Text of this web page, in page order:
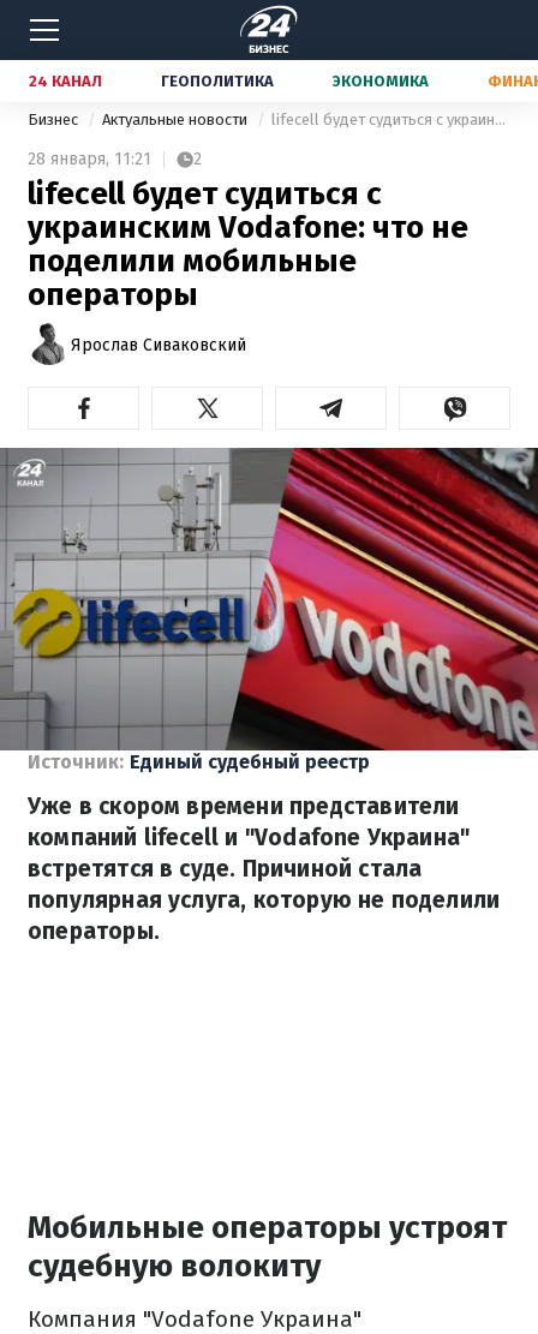
24 КАНАЛ ГЕОПОЛИТИКА ЭКОНОМИКА
Бизнес Актуальные новости lifecell будет судиться с украинским Vodafone: что не поделили мобильные операторы
28 января, 11:21 2
lifecell будет судиться с
украинским Vodafone: что не
поделили мобильные
операторы
Ярослав Сиваковский
Источник: Единый судебный реестр
Уже в скором времени представители
компаний lifecell и "Vodafone Украина"
встретятся в суде. Причиной стала
популярная услуга, которую не поделили
операторы.
Мобильные операторы устроят
судебную волокиту
Компания "Vodafone Украина"